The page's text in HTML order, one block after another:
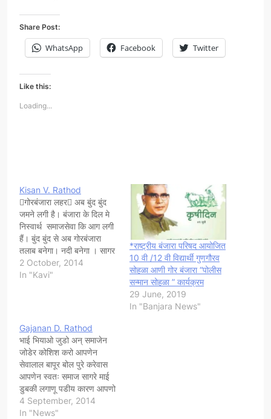
Share Post:
WhatsApp Facebook Twitter
Like this:
Loading...
Kisan V. Rathod
गोरबंजारा लहर अब बुंद बुंद
जमने लगी है। बंजारा के दिल मे
निस्वार्थ समाजसेवा कि आग लगी
हैं। बुंद बुंद से अब गोरबंजारा
तलाब बनेगा। नदी बनेगा । सागर
बनेगा। जुडते जोडते अब ए
महासागर बनेगा। जय सेवालाल
2 October, 2014
In "Kavi"
*राष्ट्रीय बंजारा परिषद आयोजित
10 वी /12 वी विद्यार्थी गुणगौरव
सोहळा आणी गोर बंजारा “पोलीस
सन्मान सोहळा ” कार्यक्रम
29 June, 2019
In "Banjara News"
Gajanan D. Rathod
भाई भियाओ जुडो अन् समाजेन
जोडेर कोशिश करो आपणेन
सेवालाल बापूर बोल पुरे करेवास
आपणेन स्वतः समाज सागरे माई
डुबकी लगाणू पडीय कारण आपणो
श्रदास्थान स्व. वसंतरावजी
नाईक साहेब काई केगो च की
4 September, 2014
In "News"